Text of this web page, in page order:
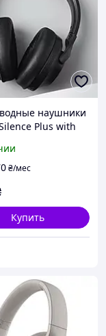
наушники
Plus with
₴/мес
Купить